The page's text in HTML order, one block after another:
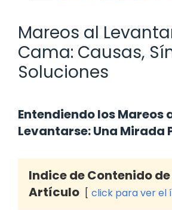
Mareos al
Cama: Causas,
Soluciones
Entendiendo los Mareos
Levantarse: Una Mirada
Indice de Contenido
Artículo
click para ver el